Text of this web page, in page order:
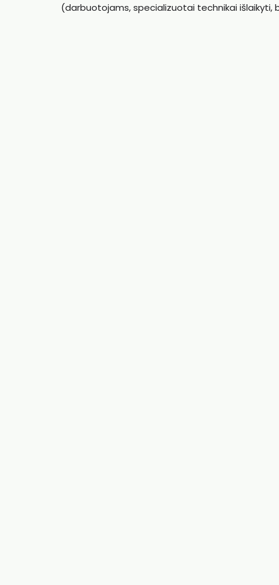
(darbuotojams, specializuotai technikai išlaikyti,